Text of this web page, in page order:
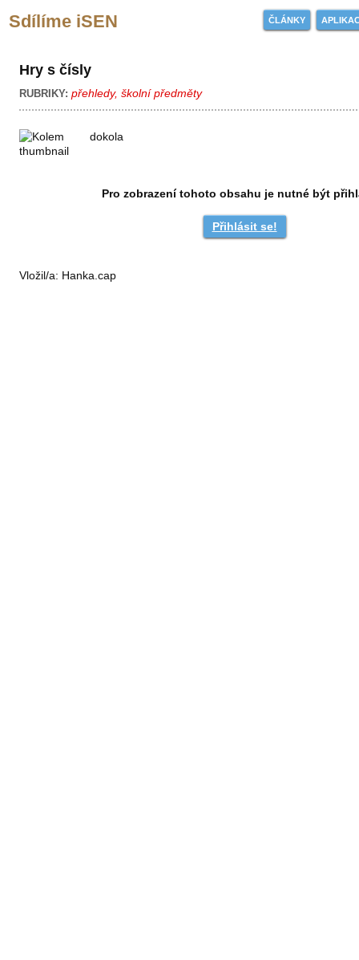
Sdílíme iSEN ČLÁNKY
Hry s čísly
RUBRIKY: přehledy, školní předměty
Pro zobrazení tohoto obsahu je nutné být
Přihlásit se!
Vložil/a: Hanka.cap